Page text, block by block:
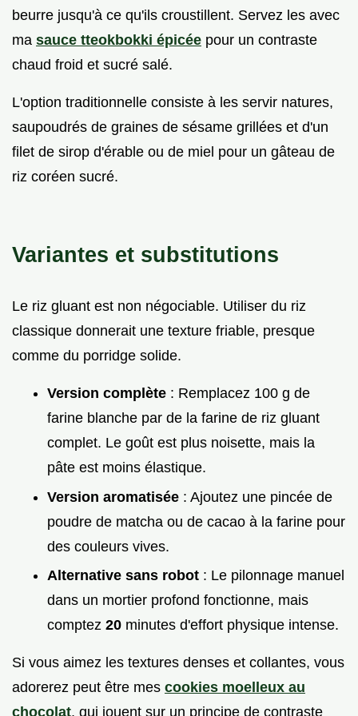
beurre jusqu'à ce qu'ils croustillent. Servez les avec
ma sauce tteokbokki épicée pour un contraste
chaud froid et sucré salé.
L'option traditionnelle consiste à les servir natures,
saupoudrés de graines de sésame grillées et d'un
filet de sirop d'érable ou de miel pour un gâteau de
riz coréen sucré.
Variantes et substitutions
Le riz gluant est non négociable. Utiliser du riz
classique donnerait une texture friable, presque
comme du porridge solide.
Version complète : Remplacez 100 g de
farine blanche par de la farine de riz gluant
complet. Le goût est plus noisette, mais la
pâte est moins élastique.
Version aromatisée : Ajoutez une pincée de
poudre de matcha ou de cacao à la farine pour
des couleurs vives.
Alternative sans robot : Le pilonnage manuel
dans un mortier profond fonctionne, mais
comptez 20 minutes d'effort physique intense.
Si vous aimez les textures denses et collantes, vous
adorerez peut être mes cookies moelleux au
chocolat, qui jouent sur un principe de contraste